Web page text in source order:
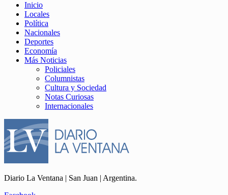
Inicio
Locales
Política
Nacionales
Deportes
Economía
Más Noticias
Policiales
Columnistas
Cultura y Sociedad
Notas Curiosas
Internacionales
Diario La Ventana | San Juan | Argentina.